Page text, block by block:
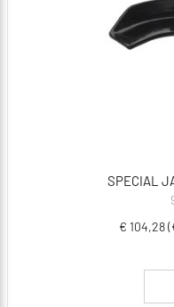
SPECIAL
€ 104,28